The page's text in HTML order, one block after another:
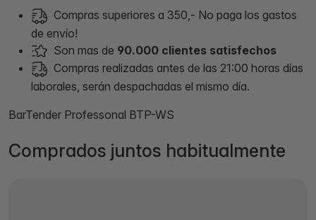
Compras superiores a 350,- No paga los gastos
de envío!
Son mas de 90.000 clientes satisfechos
Compras realizadas antes de las 21:00 horas días
laborales, serán despachadas el mismo día.
BarTender Professonal BTP-WS
Comprados juntos habitualmente